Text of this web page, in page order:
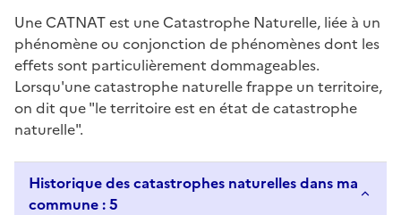
Une CATNAT est une Catastrophe Naturelle, liée à un
phénomène ou conjonction de phénomènes dont les
effets sont particulièrement dommageables.
Lorsqu'une catastrophe naturelle frappe un territoire,
on dit que "le territoire est en état de catastrophe
naturelle".
Historique des catastrophes naturelles dans ma
commune : 5